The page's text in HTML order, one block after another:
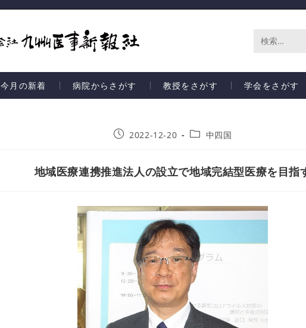
サ
ト
今月の新着 病院からさがす 教授をさがす 学会をさがす
2022-12-20 中四国
地域医療連携推進法人の設立で地域完結型医療を目指